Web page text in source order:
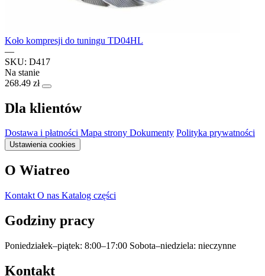
Koło kompresji do tuningu TD04HL
—
SKU: D417
Na stanie
268.49 zł
Dla klientów
Dostawa i płatności Mapa strony Dokumenty Polityka prywatności
Ustawienia cookies
O Wiatreo
Kontakt O nas Katalog części
Godziny pracy
Poniedziałek–piątek: 8:00–17:00 Sobota–niedziela: nieczynne
Kontakt